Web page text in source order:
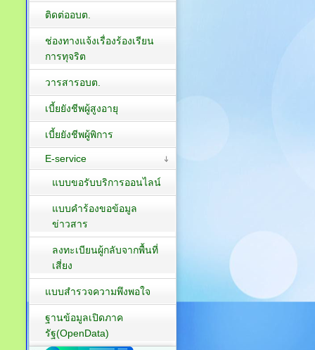
ติดต่ออบต.
ช่องทางแจ้งเรื่องร้องเรียน
การทุจริต
วารสารอบต.
เบี้ยยังชีพผู้สูงอายุ
เบี้ยยังชีพผู้พิการ
E-service
แบบขอรับบริการออนไลน์
แบบคำร้องขอข้อมูล
ข่าวสาร
ลงทะเบียนผู้กลับจากพื้นที่
เสี่ยง
แบบสำรวจความพึงพอใจ
ฐานข้อมูลเปิดภาค
รัฐ(OpenData)